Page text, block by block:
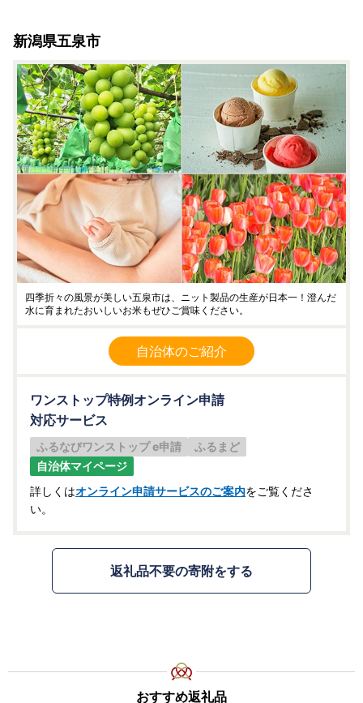
新潟県五泉市
四季折々の風景が美しい五泉市は、ニット製品の生産が日本一！澄んだ
水に育まれたおいしいお米もぜひご賞味ください。
自治体のご紹介
ワンストップ特例オンライン申請
対応サービス
ふるなびワンストップ e申請
ふるまど
自治体マイページ
詳しくはオンライン申請サービスのご案内をご覧くださ
い。
返礼品不要の寄附をする
おすすめ返礼品